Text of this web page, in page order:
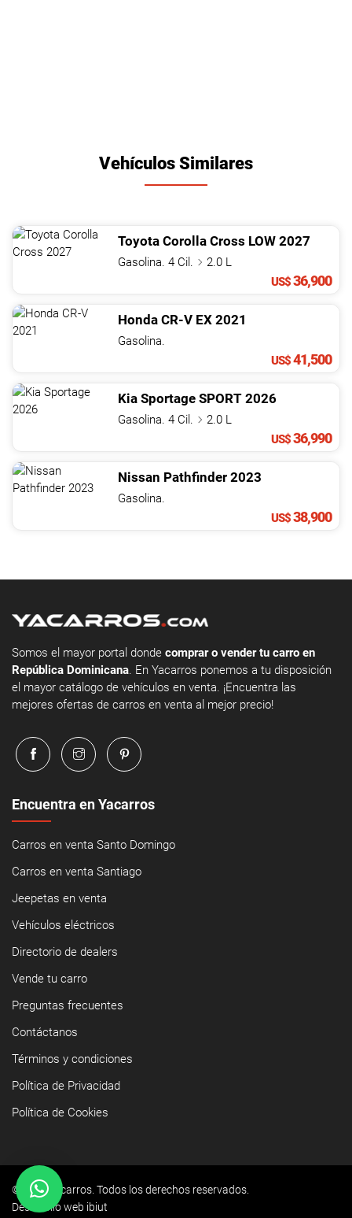
Vehículos Similares
Toyota Corolla Cross LOW 2027
Gasolina. 4 Cil.
2.0 L
US$36,900
Honda CR-V EX 2021
Gasolina.
US$41,500
Kia Sportage SPORT 2026
Gasolina. 4 Cil.
2.0 L
US$36,990
Nissan Pathfinder 2023
Gasolina.
US$38,900
Somos el mayor portal donde comprar o vender tu carro en
República Dominicana. En Yacarros ponemos a tu disposición
el mayor catálogo de vehículos en venta. ¡Encuentra las
mejores ofertas de carros en venta al mejor precio!
Encuentra en Yacarros
Carros en venta Santo Domingo
Carros en venta Santiago
Jeepetas en venta
Vehículos eléctricos
Directorio de dealers
Vende tu carro
Preguntas frecuentes
Contáctanos
Términos y condiciones
Política de Privacidad
Política de Cookies
©2026 Yacarros. Todos los derechos reservados.
Desarrollo web ibiut